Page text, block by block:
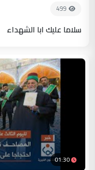
499
سلاما عليك ابا الشهداء
01:30